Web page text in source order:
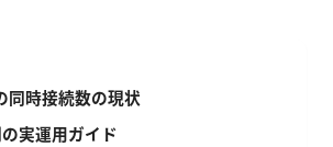
同時接続数の現状
実運用ガイド